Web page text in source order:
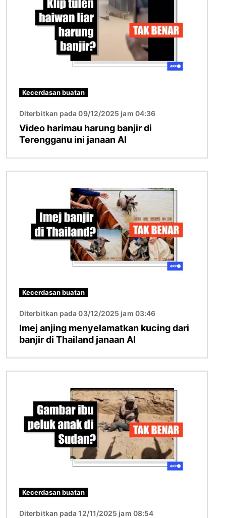
Kecerdasan buatan
Diterbitkan pada 09/12/2025 jam 04:36
Video harimau harung banjir di
Terengganu ini janaan AI
Kecerdasan buatan
Diterbitkan pada 03/12/2025 jam 03:46
Imej anjing menyelamatkan kucing dari
banjir di Thailand janaan AI
Kecerdasan buatan
Diterbitkan pada 12/11/2025 jam 08:54